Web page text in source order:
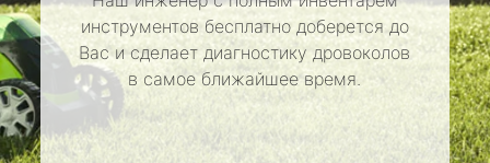
инструментов бесплатно доберется до
Вас и сделает диагностику дровоколов
в самое ближайшее время.